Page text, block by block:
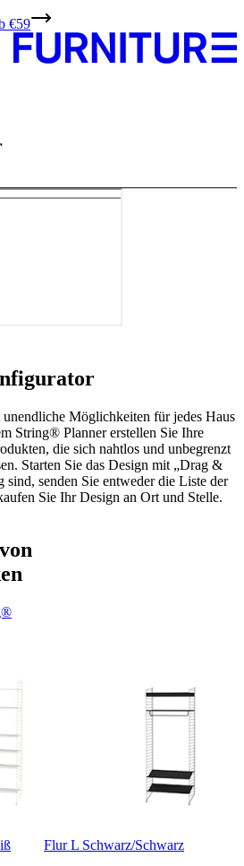
€59
Möglichkeiten für jedes Haus
String® Planner erstellen Sie Ihre
die sich nahtlos und unbegrenzt
Starten Sie das Design mit „Drag &
senden Sie entweder die Liste der
Sie Ihr Design an Ort und Stelle.
Flur L Schwarz/Schwarz